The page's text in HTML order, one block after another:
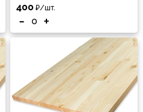
400 ₽/шт.
- +